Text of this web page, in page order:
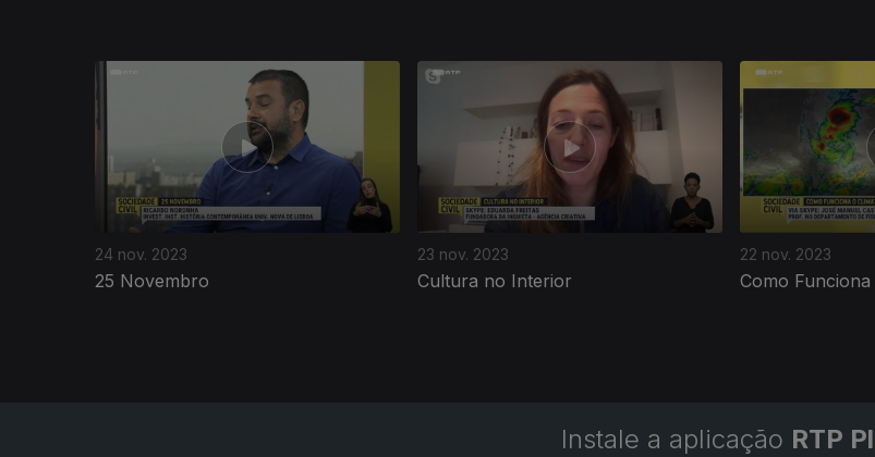
24 nov. 2023
25 Novembro
23 nov. 2023
Cultura no Interior
22 nov. 2023
Como Funciona
729645
Instale a aplicação RTP